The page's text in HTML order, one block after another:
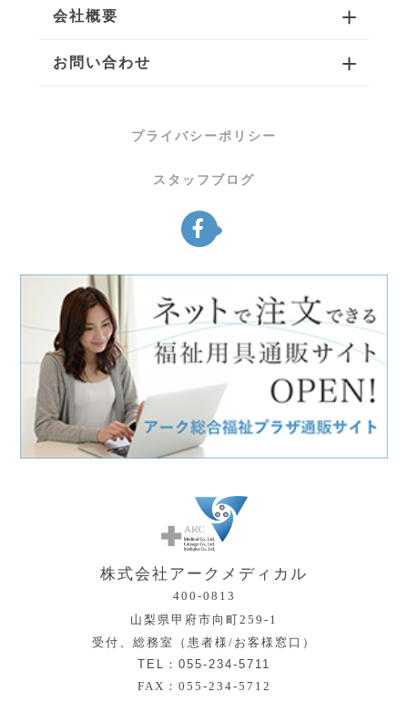
会社概要
お問い合わせ
プライバシーポリシー
スタッフブログ
株式会社アークメディカル
400-0813
山梨県甲府市向町259-1
受付、総務室（患者様/お客様窓口）
TEL：055-234-5711
FAX：055-234-5712